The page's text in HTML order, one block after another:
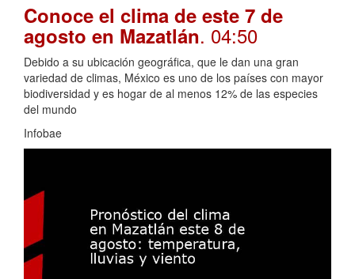
Conoce el clima de este 7 de
agosto en Mazatlán. 04:50
Debido a su ubicación geográfica, que le dan una gran
variedad de climas, México es uno de los países con mayor
biodiversidad y es hogar de al menos 12% de las especies
del mundo
Infobae